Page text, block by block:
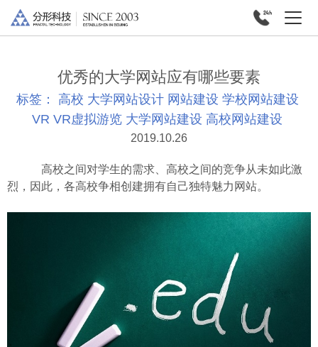
优秀的大学网站应有哪些要素
标签： 高校 大学网站设计 网站建设 学校网站建设
VR VR虚拟游览 大学网站建设 高校网站建设
2019.10.26
高校之间对学生的需求、高校之间的竞争从未如此激
烈，因此，各高校争相创建拥有自己独特魅力网站。